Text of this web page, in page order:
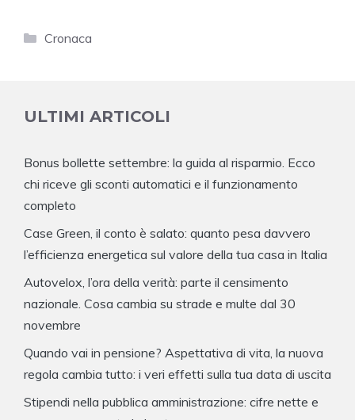
Categorie
Cronaca
ULTIMI ARTICOLI
Bonus bollette settembre: la guida al risparmio. Ecco
chi riceve gli sconti automatici e il funzionamento
completo
Case Green, il conto è salato: quanto pesa davvero
l’efficienza energetica sul valore della tua casa in Italia
Autovelox, l’ora della verità: parte il censimento
nazionale. Cosa cambia su strade e multe dal 30
novembre
Quando vai in pensione? Aspettativa di vita, la nuova
regola cambia tutto: i veri effetti sulla tua data di uscita
Stipendi nella pubblica amministrazione: cifre nette e